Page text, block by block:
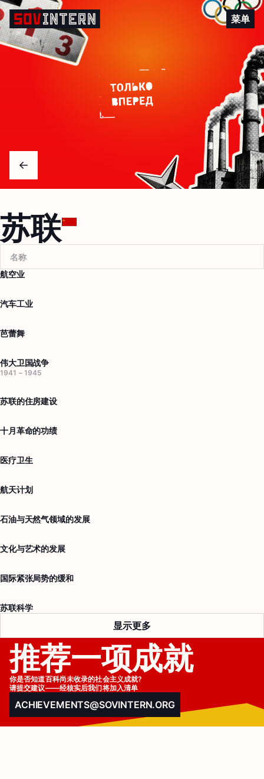
菜单
苏联
Arrow left
苏联
航空业
汽车工业
芭蕾舞
伟大卫国战争
1941 – 1945
苏联的住房建设
十月革命的功绩
医疗卫生
航天计划
石油与天然气领域的发展
文化与艺术的发展
国际紧张局势的缓和
苏联科学
显示更多
推荐一项成就
你是否知道百科尚未收录的社会主义成就?
请提交建议——经核实后我们将加入清单
ACHIEVEMENTS@SOVINTERN.ORG